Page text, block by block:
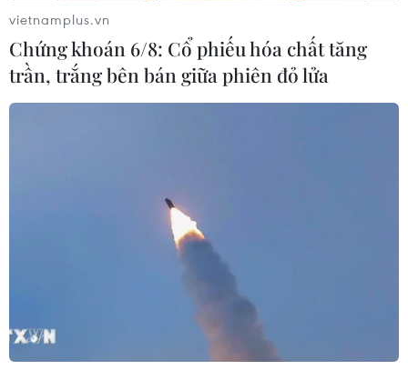
vietnamplus.vn
Chứng khoán 6/8: Cổ phiếu hóa chất tăng
trần, trắng bên bán giữa phiên đỏ lửa